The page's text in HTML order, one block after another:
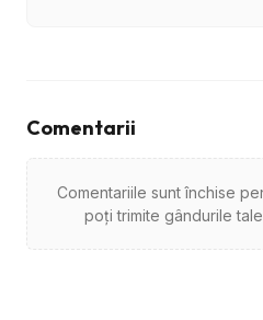
Comentarii
Comentariile sunt închise
poți trimite gândurile